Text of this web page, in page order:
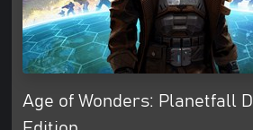
Age of Wonders: Planetfall